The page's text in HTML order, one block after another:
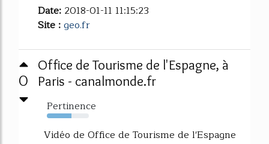
Date: 2018-01-11 11:15:23
Site :geo.fr
0
Office de Tourisme de l'Espagne, à
Paris - canalmonde.fr
Pertinence
59%
Vidéo de Office de Tourisme de l'Espagne